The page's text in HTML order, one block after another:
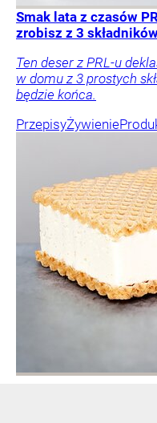
Smak lata z czasów
zrobisz z 3
Ten deser z PRL-u
w domu z 3 prostych
będzie końca.
PrzepisyŻywienie